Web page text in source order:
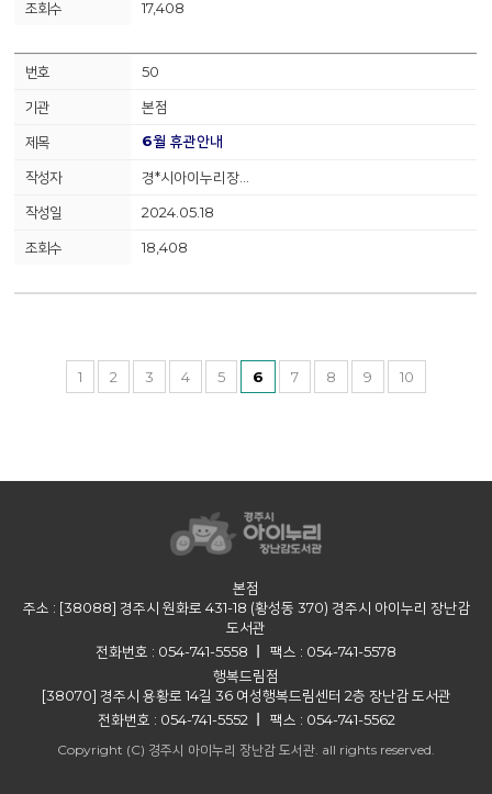
17,408
50
본점
6월 휴관안내
경*시아이누리장…
2024.05.18
18,408
1 2 3 4 5 6 7 8 9 10
본점
주소 : [38088] 경주시 원화로 431-18 (황성동 370) 경주시 아이누리 장난감
도서관
전화번호 : 054-741-5558
팩스 : 054-741-5578
행복드림점
[38070] 경주시 용황로 14길 36 여성행복드림센터 2층 장난감 도서관
전화번호 : 054-741-5552
팩스 : 054-741-5562
Copyright (C) 경주시 아이누리 장난감 도서관. all rights reserved.